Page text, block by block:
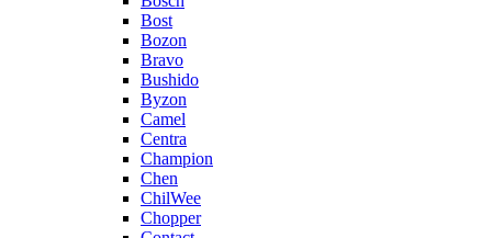
Bost
Bozon
Bravo
Bushido
Byzon
Camel
Centra
Champion
Chen
ChilWee
Chopper